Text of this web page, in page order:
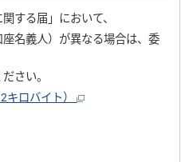
する届」において、
名義人）が異なる場合は、委
さい。
キロバイト）